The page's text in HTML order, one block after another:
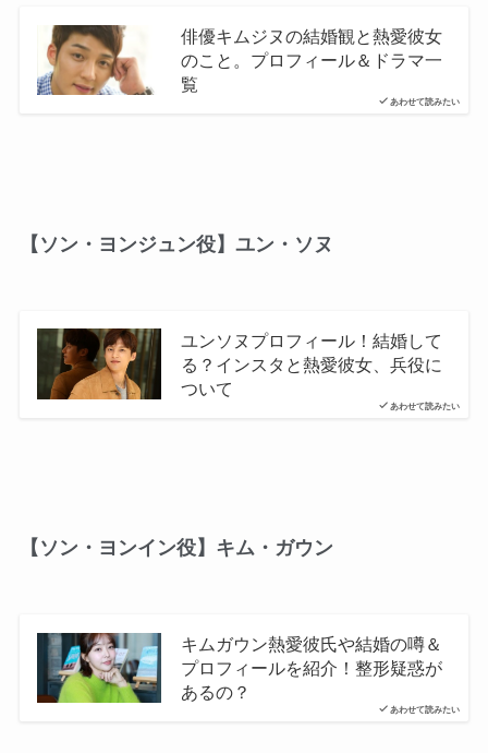
あわせて読みたい
俳優キムジヌの結婚観と熱愛彼女
のこと。プロフィール＆ドラマ一
覧
【ソン・ヨンジュン役】ユン・ソヌ
あわせて読みたい
ユンソヌプロフィール！結婚して
る？インスタと熱愛彼女、兵役に
ついて
【ソン・ヨンイン役】キム・ガウン
あわせて読みたい
キムガウン熱愛彼氏や結婚の噂＆
プロフィールを紹介！整形疑惑が
あるの？